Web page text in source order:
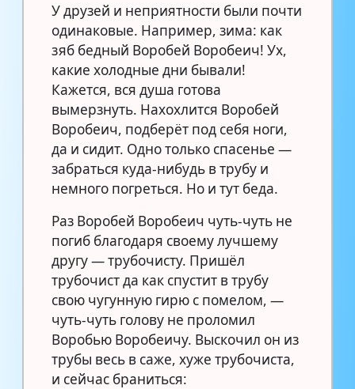
У друзей и неприятности были почти
одинаковые. Например, зима: как
зяб бедный Воробей Воробеич! Ух,
какие холодные дни бывали!
Кажется, вся душа готова
вымерзнуть. Нахохлится Воробей
Воробеич, подберёт под себя ноги,
да и сидит. Одно только спасенье —
забраться куда-нибудь в трубу и
немного погреться. Но и тут беда.
Раз Воробей Воробеич чуть-чуть не
погиб благодаря своему лучшему
другу — трубочисту. Пришёл
трубочист да как спустит в трубу
свою чугунную гирю с помелом, —
чуть-чуть голову не проломил
Воробью Воробеичу. Выскочил он из
трубы весь в саже, хуже трубочиста,
и сейчас браниться: